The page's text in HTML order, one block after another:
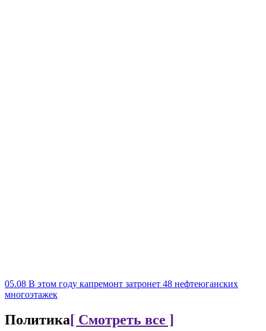
05.08 В этом году капремонт затронет 48 нефтеюганских
многоэтажек
Политика[ Смотреть все ]